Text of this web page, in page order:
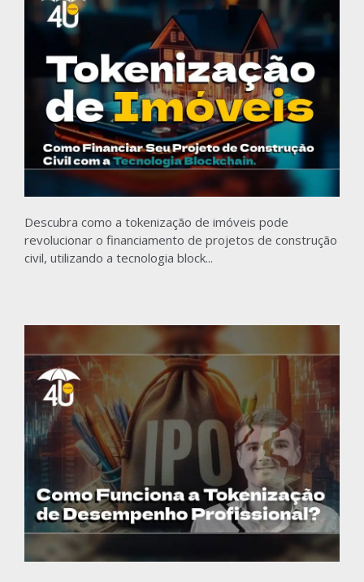
Descubra como a tokenização de imóveis pode
revolucionar o financiamento de projetos de construção
civil, utilizando a tecnologia block...